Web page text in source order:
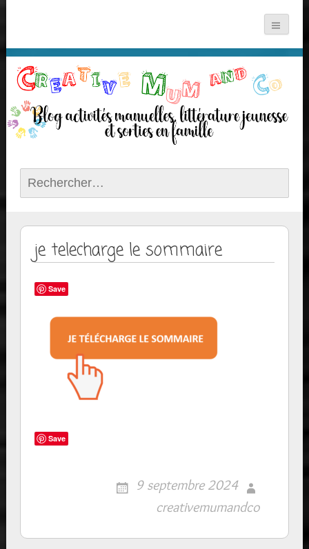
Rechercher :
je telecharge le sommaire
Save
Save
9 septembre 2024
creativemumandco